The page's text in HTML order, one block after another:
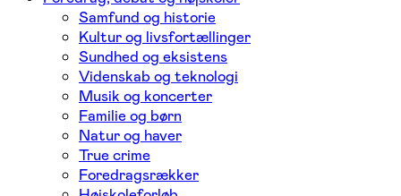
Samfund og historie
Kultur og livsfortællinger
Sundhed og eksistens
Videnskab og teknologi
Musik og koncerter
Familie og børn
Natur og haver
True crime
Foredragsrækker